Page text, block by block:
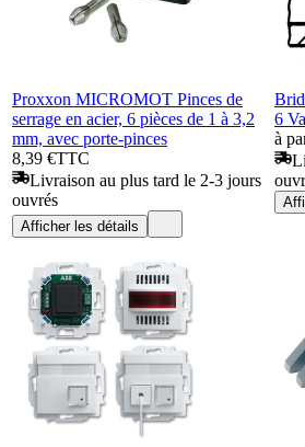
Proxxon MICROMOT Pinces de
serrage en acier, 6 pièces de 1 à 3,2
mm, avec porte-pinces
8,39 €TTC
Livraison au plus tard le 2-3 jours
ouvrés
Afficher les détails
6
à